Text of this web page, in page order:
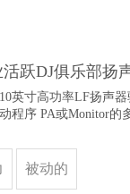
跃DJ俱乐部扬
英寸高功率LF扬声
程序 PA或Monitor的
被动的